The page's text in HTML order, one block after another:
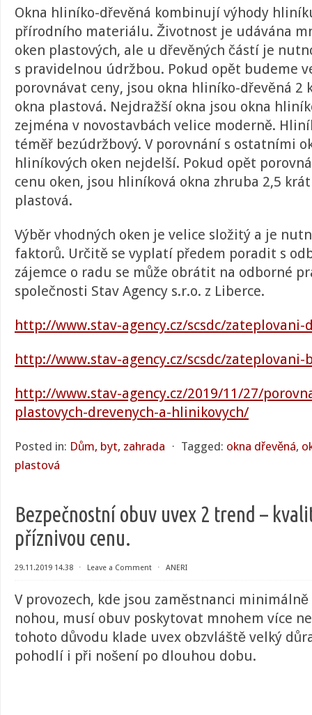
Okna hliníko-dřevěná kombinují výhody
přírodního materiálu. Životnost je udávána
oken plastových, ale u dřevěných částí je
s pravidelnou údržbou. Pokud opět budeme
porovnávat ceny, jsou okna hliníko-dřevěná 2
okna plastová. Nejdražší okna jsou okna
zejména v novostavbách velice moderně.
téměř bezúdržbový. V porovnání s ostatními
hliníkových oken nejdelší. Pokud opět
cenu oken, jsou hliníková okna zhruba 2,5
plastová.
Výběr vhodných oken je velice složitý a je
faktorů. Určitě se vyplatí předem poradit s
zájemce o radu se může obrátit na odborné
společnosti Stav Agency s.r.o. z Liberce.
http://www.stav-agency.cz/scsdc/zateplovani-
http://www.stav-agency.cz/scsdc/zateplovani-
http://www.stav-agency.cz/2019/11/27/
plastovych-drevenych-a-hlinikovych/
Posted in: Dům, byt, zahrada ⋅ Tagged: okna dřevěná,
plastová
Bezpečnostní obuv uvex 2 trend –
příznivou cenu.
29.11.2019 14.38 ⋅ Leave a Comment ⋅ ANERI
V provozech, kde jsou zaměstnanci
nohou, musí obuv poskytovat mnohem více
tohoto důvodu klade uvex obzvláště velký
pohodlí i při nošení po dlouhou dobu.